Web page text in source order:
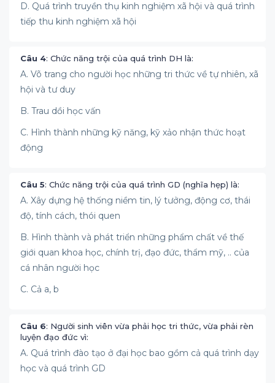
D. Quá trình truyền thụ kinh nghiệm xã hội và quá trình
tiếp thu kinh nghiệm xã hội
Câu 4: Chức năng trội của quá trình DH là:
A. Võ trang cho người học những tri thức về tự nhiên, xã
hội và tư duy
B. Trau dồi học vấn
C. Hình thành những kỹ năng, kỹ xảo nhận thức hoạt
động
Câu 5: Chức năng trội của quá trình GD (nghĩa hẹp) là:
A. Xây dựng hệ thống niềm tin, lý tưởng, động cơ, thái
độ, tính cách, thói quen
B. Hình thành và phát triển những phẩm chất về thế
giới quan khoa học, chính trị, đạo đức, thẩm mỹ, .. của
cá nhân người học
C. Cả a, b
Câu 6: Người sinh viên vừa phải học tri thức, vừa phải rèn
luyện đạo đức vì:
A. Quá trình đào tạo ở đại học bao gồm cả quá trình dạy
học và quá trình GD